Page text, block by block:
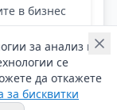
в бизнес
30/07/2026 г/
за анализ на
се
да откажете
за бисквитки